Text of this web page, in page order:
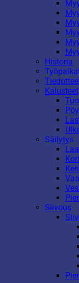
Historia
Kalusteet
Säilytys
Siivous